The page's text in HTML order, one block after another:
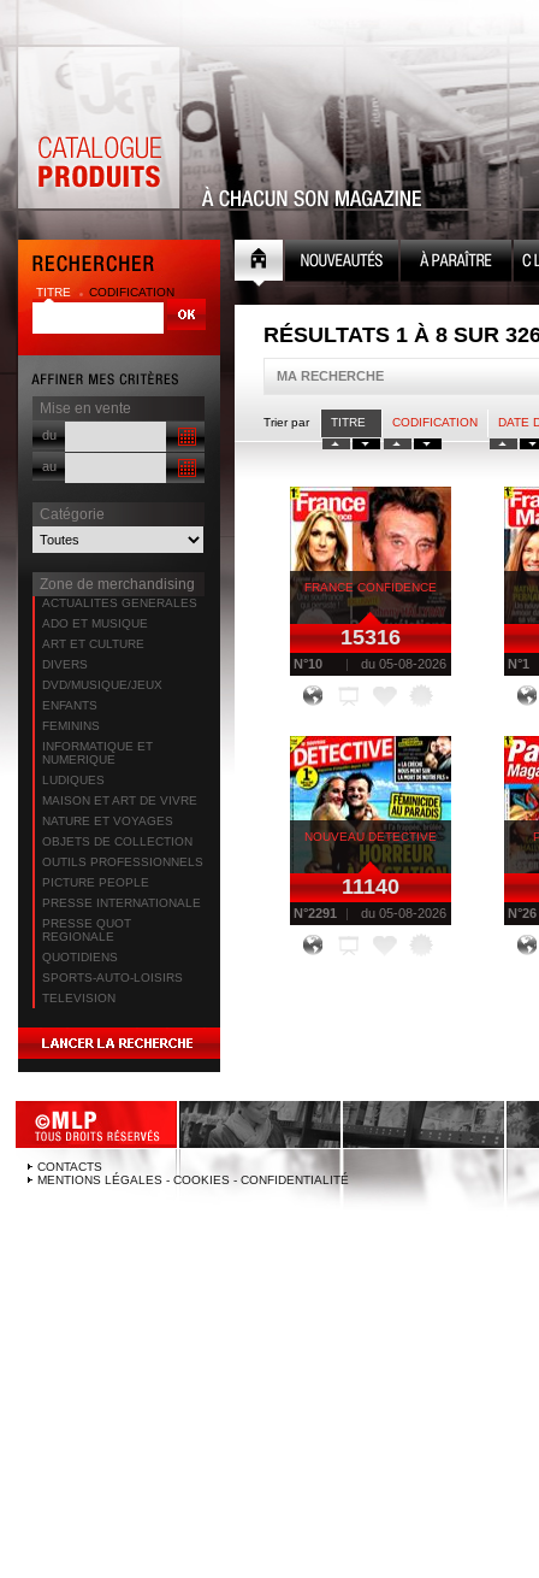
TITRE CODIFICATION
Mise en vente
du
au
Catégorie
Zone de merchandising
ACTUALITES GENERALES
ADO ET MUSIQUE
ART ET CULTURE
DIVERS
DVD/MUSIQUE/JEUX
ENFANTS
FEMININS
INFORMATIQUE ET
NUMERIQUE
LUDIQUES
MAISON ET ART DE VIVRE
NATURE ET VOYAGES
OBJETS DE COLLECTION
OUTILS PROFESSIONNELS
PICTURE PEOPLE
PRESSE INTERNATIONALE
PRESSE QUOT
REGIONALE
QUOTIDIENS
SPORTS-AUTO-LOISIRS
TELEVISION
RÉSULTATS 1 À 8 SUR
MA RECHERCHE
Trier par TITRE CODIFICATION DATE
FRANCE CONFIDENCE
15316
N°10 du 05-08-2026 N°1
NOUVEAU DETECTIVE
11140
N°2291 du 05-08-2026 N°26
CONTACTS
MENTIONS LÉGALES - COOKIES - CONFIDENTIALITÉ